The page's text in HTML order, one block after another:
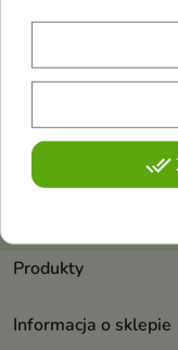
Otrzymuj
wyprzedażach
Możesz zrezygnować
szczegóły w naszej
Produkty
Informacja o sklepie
done_all